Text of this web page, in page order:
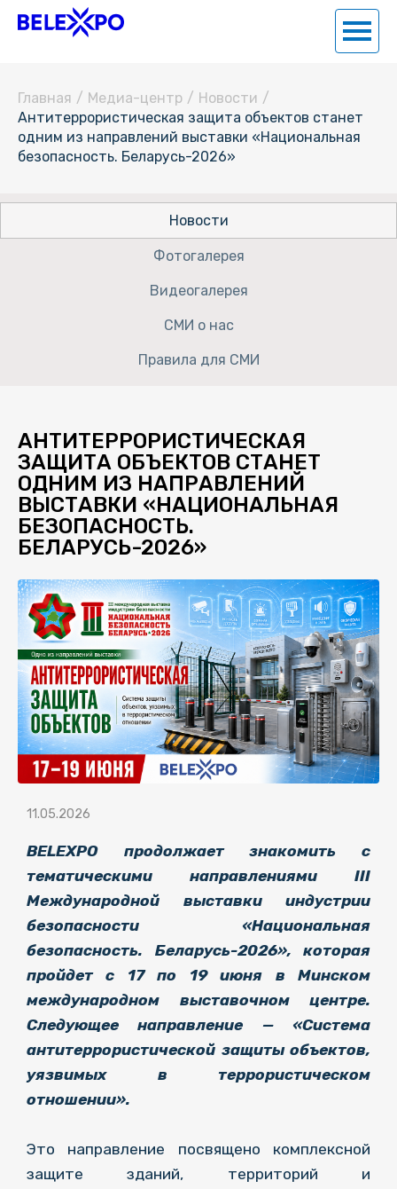
Главная / Медиа-центр / Новости /
Антитеррористическая защита объектов станет
одним из направлений выставки «Национальная
безопасность. Беларусь-2026»
Новости
Фотогалерея
Видеогалерея
СМИ о нас
Правила для СМИ
АНТИТЕРРОРИСТИЧЕСКАЯ
ЗАЩИТА ОБЪЕКТОВ СТАНЕТ
ОДНИМ ИЗ НАПРАВЛЕНИЙ
ВЫСТАВКИ «НАЦИОНАЛЬНАЯ
БЕЗОПАСНОСТЬ.
БЕЛАРУСЬ-2026»
11.05.2026
BELEXPO продолжает знакомить с
тематическими направлениями III
Международной выставки индустрии
безопасности «Национальная
безопасность. Беларусь-2026», которая
пройдет с 17 по 19 июня в Минском
международном выставочном центре.
Следующее направление — «Система
антитеррористической защиты объектов,
уязвимых в террористическом
отношении».
Это направление посвящено комплексной
защите зданий, территорий и